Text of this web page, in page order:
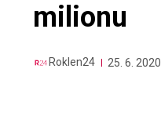
milionu
Roklen24 25. 6. 2020